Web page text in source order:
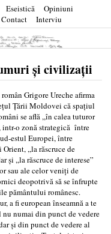
Eseistică
Opiniuni
Contact Interviu
şi civilizaţii
Grigore Ureche afirma
Ţării Moldovei că spaţiul
se află ,,în calea tuturor
intr-o zonă strategică între
estul Europei, între
Orient, ,,la răscruce de
şi ,,la răscruce de interese”
sau ale celor veniţi de
deopotrivă să se înfrupte
pământului românesc.
fi european înseamnă a te
nu numai din punct de vedere
şi din punct de vedere al